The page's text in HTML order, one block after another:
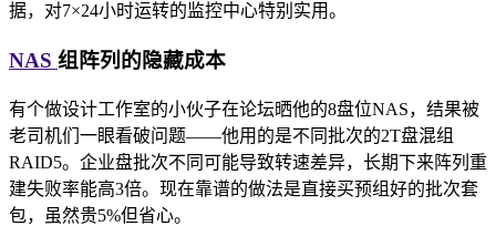
据，对7×24小时运转的监控中心特别实用。
NAS 组阵列的隐藏成本
有个做设计工作室的小伙子在论坛晒他的8盘位NAS，结果被
老司机们一眼看破问题——他用的是不同批次的2T盘混组
RAID5。企业盘批次不同可能导致转速差异，长期下来阵列重
建失败率能高3倍。现在靠谱的做法是直接买预组好的批次套
包，虽然贵5%但省心。